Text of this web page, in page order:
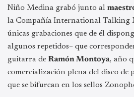
Niño Medina grabó junto al
la Compañía International Talking
únicas grabaciones que de él
algunos repetidos– que
guitarra de Ramón Montoya, año
comercialización plena del disco de
que se bifurcan en los sellos